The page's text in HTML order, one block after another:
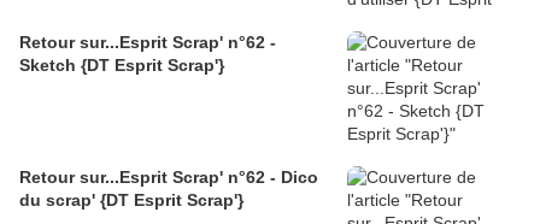
Retour sur...Esprit Scrap' n°62 -
Sketch {DT Esprit Scrap'}
Retour sur...Esprit Scrap' n°62 - Dico
du scrap' {DT Esprit Scrap'}